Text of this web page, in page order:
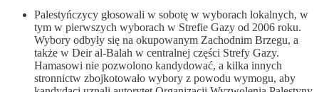
Palestyńczycy głosowali w sobotę w wyborach lokalnych, w
tym w pierwszych wyborach w Strefie Gazy od 2006 roku.
Wybory odbyły się na okupowanym Zachodnim Brzegu, a
także w Deir al-Balah w centralnej części Strefy Gazy.
Hamasowi nie pozwolono kandydować, a kilka innych
stronnictw zbojkotowało wybory z powodu wymogu, aby